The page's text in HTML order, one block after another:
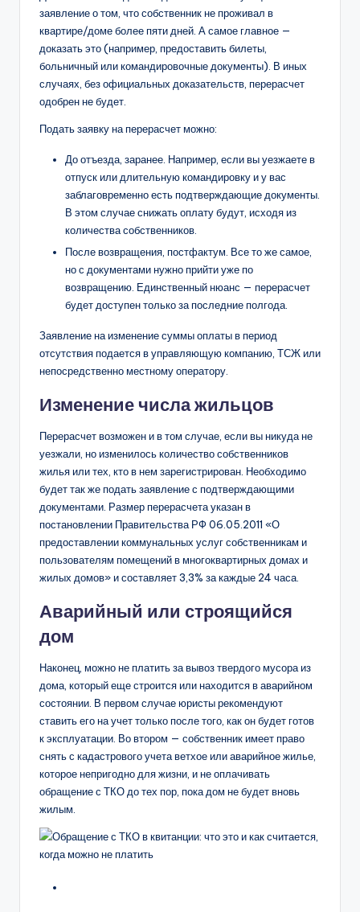
заявление о том, что собственник не проживал в
квартире/доме более пяти дней. А самое главное —
доказать это (например, предоставить билеты,
больничный или командировочные документы). В иных
случаях, без официальных доказательств, перерасчет
одобрен не будет.
Подать заявку на перерасчет можно:
До отъезда, заранее. Например, если вы уезжаете в
отпуск или длительную командировку и у вас
заблаговременно есть подтверждающие документы.
В этом случае снижать оплату будут, исходя из
количества собственников.
После возвращения, постфактум. Все то же самое,
но с документами нужно прийти уже по
возвращению. Единственный нюанс — перерасчет
будет доступен только за последние полгода.
Заявление на изменение суммы оплаты в период
отсутствия подается в управляющую компанию, ТСЖ или
непосредственно местному оператору.
Изменение числа жильцов
Перерасчет возможен и в том случае, если вы никуда не
уезжали, но изменилось количество собственников
жилья или тех, кто в нем зарегистрирован. Необходимо
будет так же подать заявление с подтверждающими
документами. Размер перерасчета указан в
постановлении Правительства РФ 06.05.2011 «О
предоставлении коммунальных услуг собственникам и
пользователям помещений в многоквартирных домах и
жилых домов» и составляет 3,3% за каждые 24 часа.
Аварийный или строящийся
дом
Наконец, можно не платить за вывоз твердого мусора из
дома, который еще строится или находится в аварийном
состоянии. В первом случае юристы рекомендуют
ставить его на учет только после того, как он будет готов
к эксплуатации. Во втором — собственник имеет право
снять с кадастрового учета ветхое или аварийное жилье,
которое непригодно для жизни, и не оплачивать
обращение с ТКО до тех пор, пока дом не будет вновь
жилым.